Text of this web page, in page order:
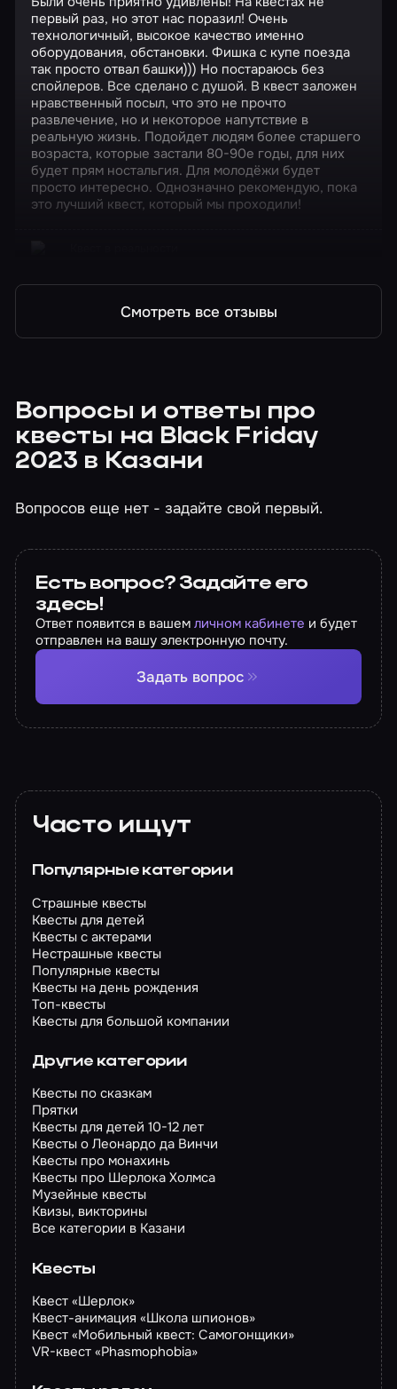
первый раз, но этот нас поразил! Очень
технологичный, высокое качество именно
оборудования, обстановки. Фишка с купе поезда
так просто отвал башки))) Но постараюсь без
спойлеров. Все сделано с душой. В квест заложен
нравственный посыл, что это не прочто
развлечение, но и некоторое напутствие в
реальную жизнь. Подойдет людям более старшего
возраста, которые застали 80-90е годы, для них
будет прям ностальгия. Для молодёжи будет
просто интересно. Однозначно рекомендую, пока
это лучший квест, который мы проходили!
Смотреть все отзывы
Вопросы и ответы про
квесты на Black Friday
2023 в Казани
Вопросов еще нет - задайте свой первый.
Есть вопрос? Задайте его
здесь!
Ответ появится в вашемличном кабинете и будет
отправлен на вашу электронную почту.
Задать вопрос
Часто ищут
Популярные категории
Страшные квесты
Квесты для детей
Квесты с актерами
Нестрашные квесты
Популярные квесты
Квесты на день рождения
Топ-квесты
Квесты для большой компании
Другие категории
Квесты по сказкам
Прятки
Квесты для детей 10-12 лет
Квесты о Леонардо да Винчи
Квесты про монахинь
Квесты про Шерлока Холмса
Музейные квесты
Квизы, викторины
Все категории в Казани
Квесты
Квест «Шерлок»
Квест-анимация «Школа шпионов»
Квест «Мобильный квест: Самогонщики»
VR-квест «Phasmophobia»